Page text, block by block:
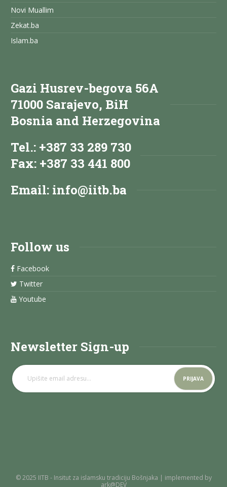
Novi Muallim
Zekat.ba
Islam.ba
Gazi Husrev-begova 56A
71000 Sarajevo, BiH
Bosnia and Herzegovina
Tel.: +387 33 289 730
Fax: +387 33 441 800
Email: info@iitb.ba
Follow us
Facebook
Twitter
Youtube
Newsletter Sign-up
© 2025 IITB - Insitut za islamsku tradiciju Bošnjaka | implemented by
ark@DEV